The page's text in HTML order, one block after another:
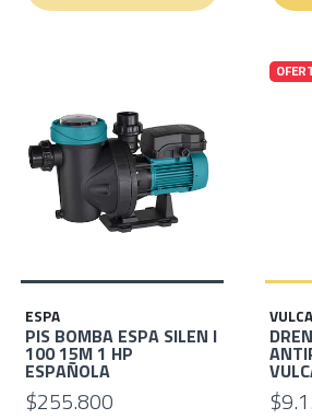
ESPA
PIS BOMBA ESPA SILEN I
100 15M 1 HP
ESPAÑOLA
$255.800